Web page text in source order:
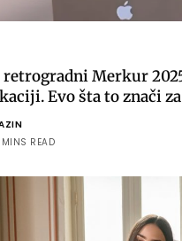
Merkur
Evo šta to znači
READ